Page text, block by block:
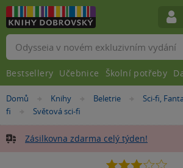
Nacházíte
se
Domů »Knihy »
Beletrie »
Sci-fi,
fi
»
Světová sci-fi
Zásilkovna zdarma celý týden!
3.0
Vyhledávání
Bestsellery Učebnice Školní potřeby